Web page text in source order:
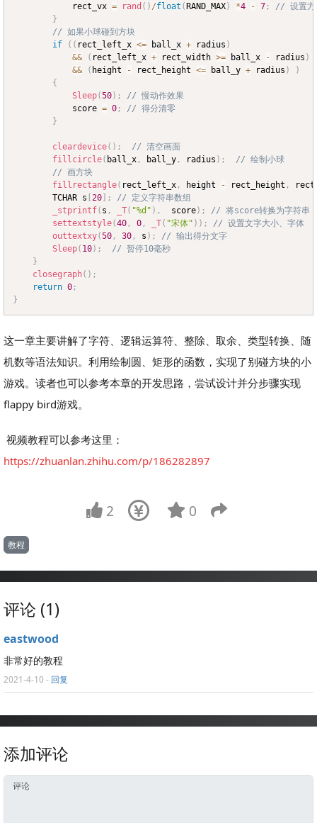
			rect_vx
= rand ( ) /float (RAND_MAX) *4 - 7 ;
// 设置方
}
// 如果小球碰到方块
if
( ( rect_left_x <= ball_x + radius )
&&
( rect_left_x + rect_width >= ball_x - radius )
&&
( height - rect_height <= ball_y + radius )
)
{
Sleep(50) ;
// 慢动作效果
			score
= 0 ;
// 得分清零
}
cleardevice( ) ;
// 清空画面
fillcircle( ball_x , ball_y , radius ) ;
// 绘制小球
// 画方块
fillrectangle( rect_left_x , height - rect_height ,
		TCHAR s
[ 20] ;
// 定义字符串数组
_stprintf( s , _T( "%d" ) ,
  score
) ;
// 将score转换为字符串
settextstyle(40 , 0 , _T( "宋体" ) ) ;
// 设置文字大小、字体
outtextxy(50 , 30 , s ) ;
// 输出得分文字
Sleep( 10) ;
// 暂停10毫秒
}
closegraph( ) ;
return 0 ;
}
这一章主要讲解了字符、逻辑运算符、整除、取余、类型转换、随
机数等语法知识。利用绘制圆、矩形的函数，实现了别碰方块的小
游戏。读者也可以参考本章的开发思路，尝试设计并分步骤实现
flappy bird游戏。
视频教程可以参考这里：
https://zhuanlan.zhihu.com/p/186282897
2 0
教程
评论 (1)
eastwood
非常好的教程
2021-4-10 - 回复
添加评论